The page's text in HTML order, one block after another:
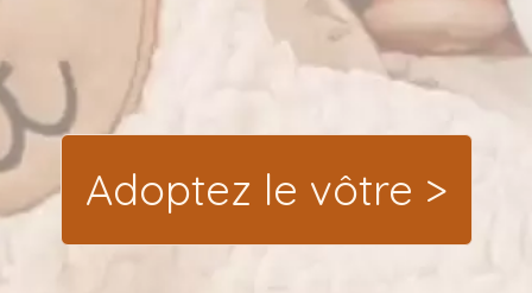
Adoptez le vôtre >